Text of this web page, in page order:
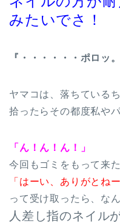
みたいでさ！
『・・・・・・ポロッ。
ヤマコは、落ちている
拾ったらその都度私や
「ん！ん！ん！」
今回もゴミをもって来
「はーい、ありがとねー
って受け取ったら、な
人差し指のネイル